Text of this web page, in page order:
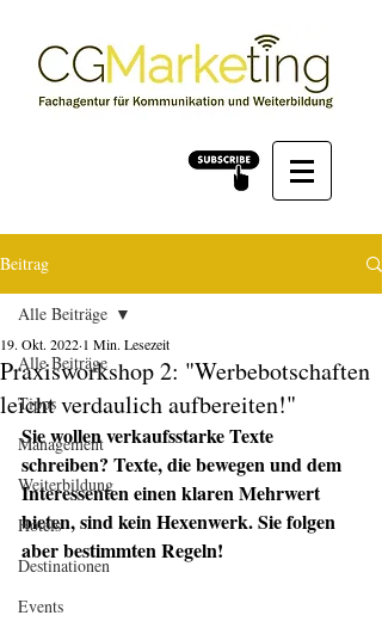
Beitrag
Alle Beiträge
Tipps
Management
Weiterbildung
Hotels
Destinationen
Events
Alle Beiträge
Praxisworkshop 2: "Werbebotschaften
leicht verdaulich aufbereiten!"
19. Okt. 2022 1 Min. Lesezeit
Sie wollen verkaufsstarke Texte
schreiben? Texte, die bewegen und dem
Interessenten einen klaren Mehrwert
bieten, sind kein Hexenwerk. Sie folgen
aber bestimmten Regeln!